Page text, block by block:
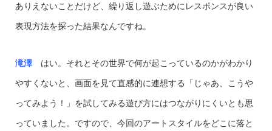
ありえないことだけど、繰り返し遊ぶためにレスポンスが良い
表現方法を探った結果なんですね。
滝澤はい。それとその世界で何が起こっているのかがわかり
やすくないと、画面を見て直感的に連想する「じゃあ、こうや
ってみよう！」を試してみる遊び方にはつながりにくいとも思
っていました。ですので、今回のアートスタイルをどこに落と